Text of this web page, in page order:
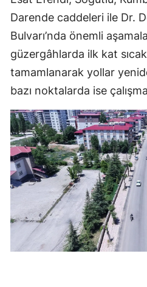
Darende caddeleri ile Dr.
Bulvarı’nda önemli
güzergâhlarda ilk kat
tamamlanarak yollar
bazı noktalarda ise